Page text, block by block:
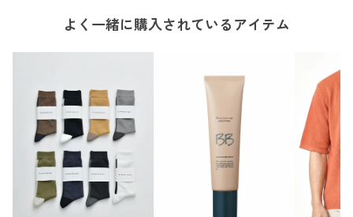
よく一緒に購入されているアイテム